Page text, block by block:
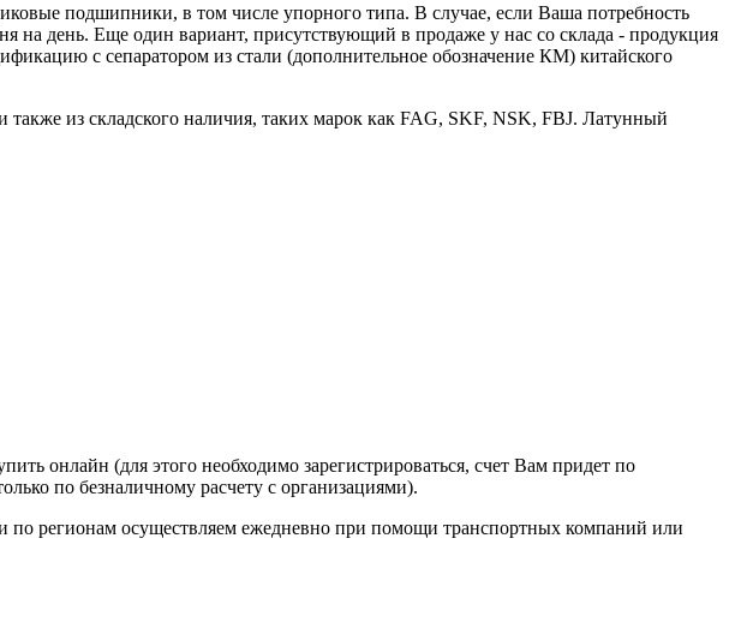
подшипники, в том числе упорного типа. В случае, если Ваша потребность
на день. Еще один вариант, присутствующий в продаже у нас со склада - продукция
с сепаратором из стали (дополнительное обозначение КМ) китайского
из складского наличия, таких марок как FAG, SKF, NSK, FBJ. Латунный
онлайн (для этого необходимо зарегистрироваться, счет Вам придет по
по безналичному расчету с организациями).
по регионам осуществляем ежедневно при помощи транспортных компаний или